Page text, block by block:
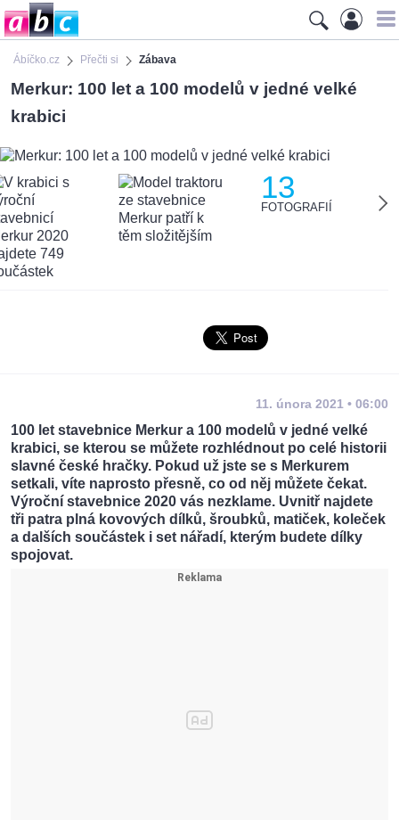
Ábíčko.cz Přečti si Zábava
Merkur: 100 let a 100 modelů v jedné velké
krabici
13
FOTOGRAFIÍ
11. února 2021 • 06:00
100 let stavebnice Merkur a 100 modelů v jedné velké
krabici, se kterou se můžete rozhlédnout po celé historii
slavné české hračky. Pokud už jste se s Merkurem
setkali, víte naprosto přesně, co od něj můžete čekat.
Výroční stavebnice 2020 vás nezklame. Uvnitř najdete
tři patra plná kovových dílků, šroubků, matiček, koleček
a dalších součástek i set nářadí, kterým budete dílky
spojovat.